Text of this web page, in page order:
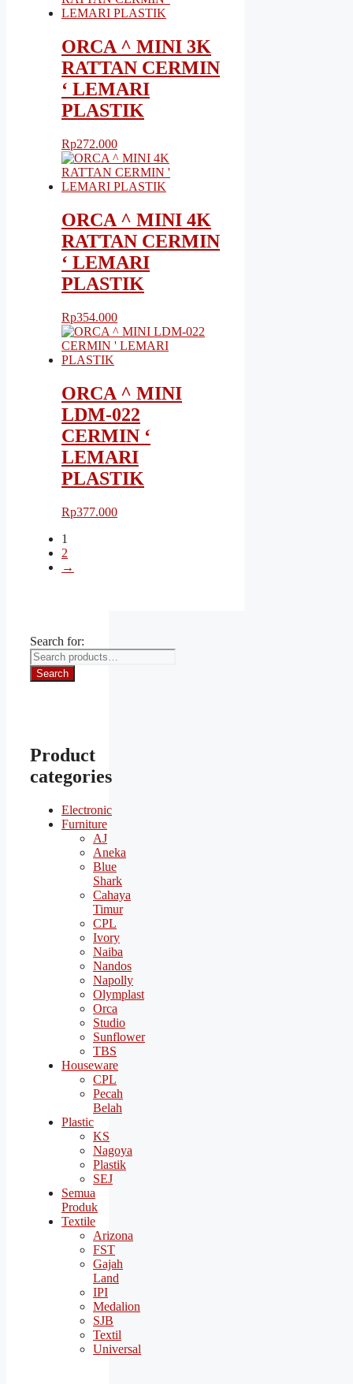
ORCA ^ MINI 3K
RATTAN CERMIN
‘ LEMARI
PLASTIK
Rp272.000
ORCA ^ MINI 4K
RATTAN CERMIN
‘ LEMARI
PLASTIK
Rp354.000
ORCA ^ MINI
LDM-022
CERMIN ‘
LEMARI
PLASTIK
Rp377.000
1
2
→
Search for:
Search
Product
categories
Electronic
Furniture
AJ
Aneka
Blue
Shark
Cahaya
Timur
CPL
Ivory
Naiba
Nandos
Napolly
Olymplast
Orca
Studio
Sunflower
TBS
Houseware
CPL
Pecah
Belah
Plastic
KS
Nagoya
Plastik
SEJ
Semua
Produk
Textile
Arizona
FST
Gajah
Land
IPI
Medalion
SJB
Textil
Universal